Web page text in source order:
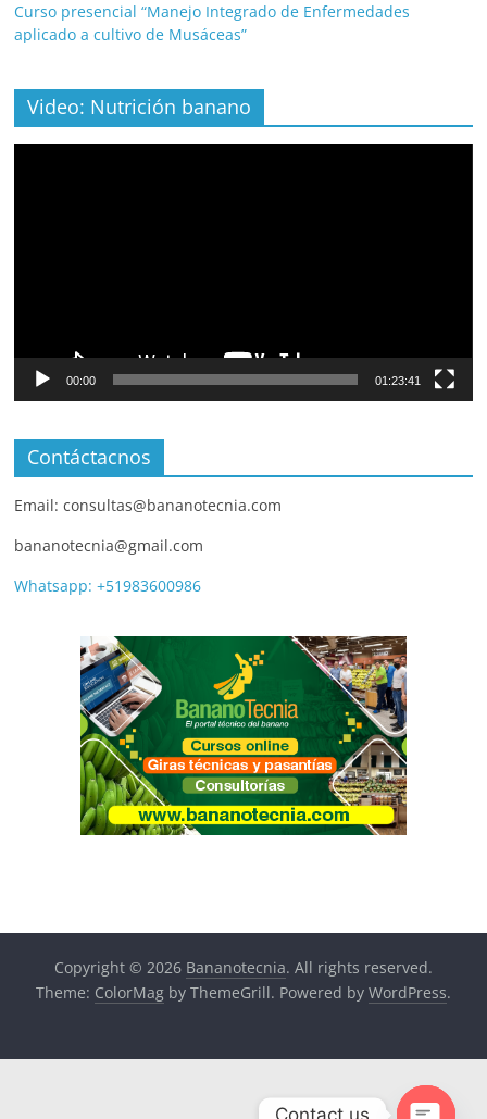
Curso presencial “Manejo Integrado de Enfermedades
aplicado a cultivo de Musáceas”
Video: Nutrición banano
00:00 01:23:41
Contáctacnos
Email: consultas@bananotecnia.com
bananotecnia@gmail.com
Whatsapp: +51983600986
Copyright © 2026 Bananotecnia. All rights reserved.
Theme: ColorMagby ThemeGrill. Powered by WordPress.
Contact us